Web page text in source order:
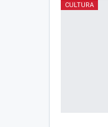
CULTURA